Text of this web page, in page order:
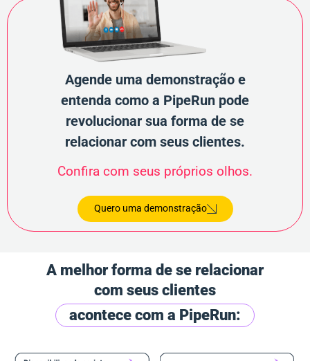
Agende uma demonstração e
entenda como a PipeRun pode
revolucionar sua forma de se
relacionar com seus clientes.
Confira com seus próprios olhos.
Quero uma demonstração
A melhor forma de se relacionar
com seus clientes
acontece com a PipeRun: